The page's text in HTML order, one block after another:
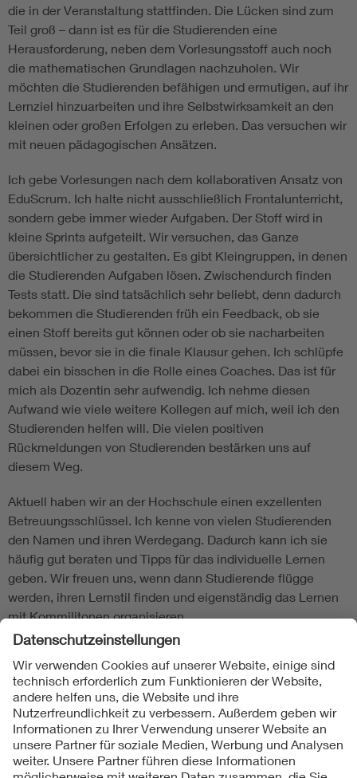
die in der Veranstaltung stattfinden. Die Lücken sind zum
Teil groß – dann ist es für die Studierenden eine
Herausforderung, neben dem Vorlesungsstoff auch noch
die mathematischen Grundlagen nachzuholen. Wir
möchten die Studierenden befähigen und ermutigen, auf ihr
Lernziel hinzuarbeiten und ihre Selbstwirksamkeit an den
kleinen oder großen Erfolgen zu erleben. Das versuchen wir
mit neuen pädagogischen Ansätzen.
Ich gebe Vorlesungen nach dem kollaborativen Ansatz von
EduScrum. Ich halte nicht ausschließlich Frontalunterricht,
sondern gebe immer wieder Aufgaben. Der Stoff wird in
kleine Sprints aufgeteilt. Wir versuchen, das Ganze
übersichtlicher zu gestalten. Es gibt Kleingruppen, in denen
die Studierenden Aufgaben lösen. Zwischendurch finden
Tests statt. Die sind tatsächlich sehr beliebt, denn dadurch
bekommen die Studierenden früh ein Feedback, ob sie
einen Stoff bereits gut können oder ob sie nacharbeiten
müssen, bevor sie in die finale Klausur gehen. Ich schlüpfe
dabei ein bisschen in die Rolle eines Coaches. Das ist für
mich als Dozentin sehr aufwendig. Ich nehme diesen
Aufwand wie viele weitere Kollegen auf mich, weil ich den
Studierenden helfen will. Die vielen positiven
Rückmeldungen von Studierenden bestärken uns auf
diesem Weg.
Aktuell haben wir an der Hochschule einen exzellenten
Betreuungsschlüssel. Ich kenne von vielen Studierenden
den Namen und ihren Werdegang. Dadurch kann ich sie
häufig gut beraten und Tipps für das individuelle Lernen
geben. Wir freuen uns, wenn dann Studierende flügge
werden, ihren Lernstil finden und eigenständig das Lernen
mit Kommilitonen organisieren.
Folgen Sie uns